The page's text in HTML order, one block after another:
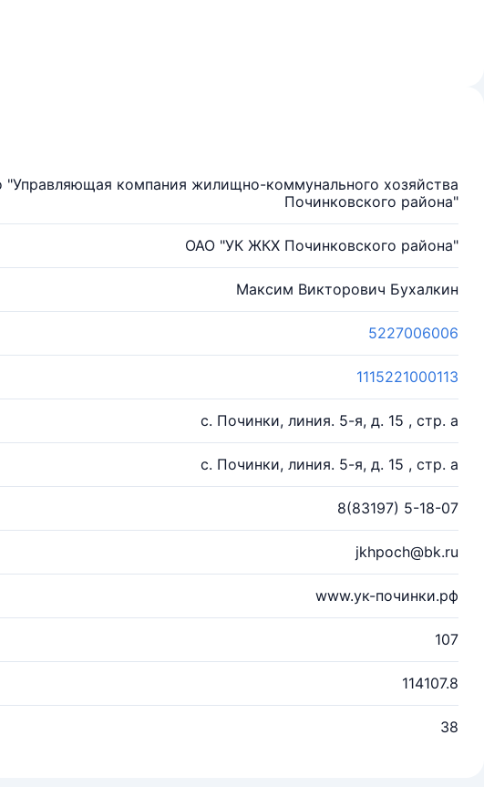
компания жилищно-коммунального хозяйства
Починковского района"
ОАО "УК ЖКХ Починковского района"
Максим Викторович Бухалкин
5227006006
1115221000113
с. Починки, линия. 5-я, д. 15 , стр. а
с. Починки, линия. 5-я, д. 15 , стр. а
8(83197) 5-18-07
jkhpoch@bk.ru
www.ук-починки.рф
107
114107.8
38